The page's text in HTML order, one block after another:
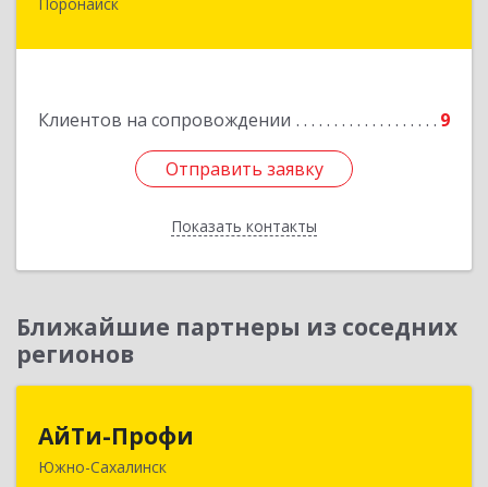
Клиентов на сопровождении 9
Отправить заявку
Показать контакты
694242, Сахалинская обл, Поронайск г, Фрунзе
Отправить заявку
Назад
Ближайшие партнеры из соседних
регионов
АйТи-Профи
Южно-Сахалинск693023, Сахалинская обл, город Южно-